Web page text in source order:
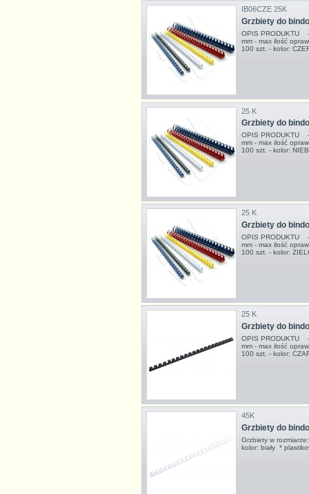
IB06CZE 25K
Grzbiety do
OPIS PRODUKTU
mm - max ilość
100 szt. - kolor:
25 K
Grzbiety do
OPIS PRODUKTU
mm - max ilość
100 szt. - kolor:
25 K
Grzbiety do
OPIS PRODUKTU
mm - max ilość
100 szt. - kolor:
25 K
Grzbiety do
OPIS PRODUKTU
mm - max ilość
100 szt. - kolor:
45K
Grzbiety do
Grzbiety w
kolor: biały *